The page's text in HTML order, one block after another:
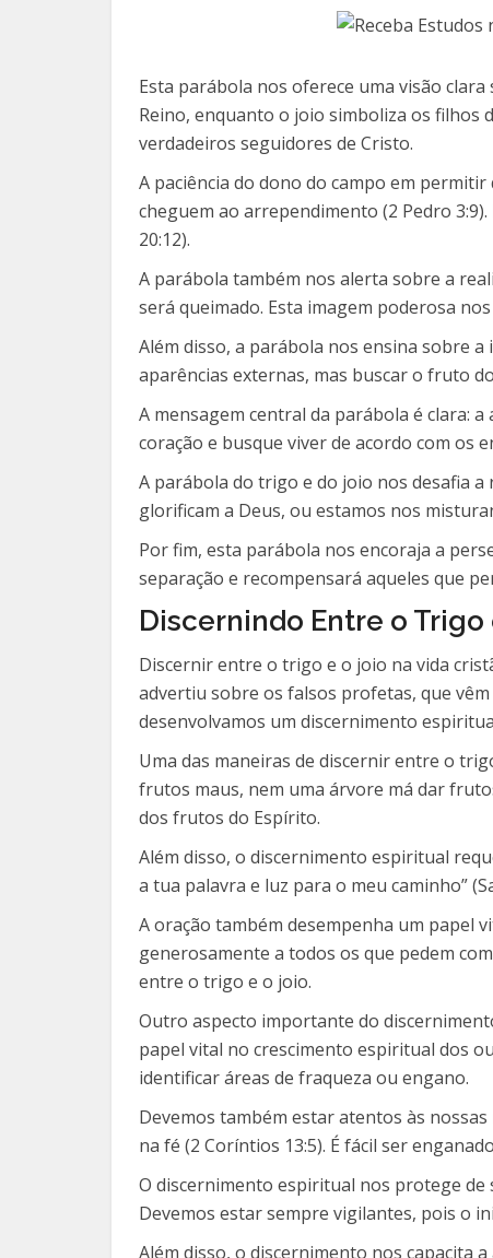
Esta parábola nos oferece uma visão
Reino, enquanto o joio simboliza os filhos
verdadeiros seguidores de Cristo.
A paciência do dono do campo em
cheguem ao arrependimento (2 Pedro
20:12).
A parábola também nos alerta sobre a
será queimado. Esta imagem poderosa
Além disso, a parábola nos ensina sobre
aparências externas, mas buscar o fruto
A mensagem central da parábola é clara:
coração e busque viver de acordo com os
A parábola do trigo e do joio nos desafia
glorificam a Deus, ou estamos nos
Por fim, esta parábola nos encoraja a
separação e recompensará aqueles que
Discernindo Entre o Trigo
Discernir entre o trigo e o joio na vida
advertiu sobre os falsos profetas, que
desenvolvamos um discernimento
Uma das maneiras de discernir entre o
frutos maus, nem uma árvore má dar
dos frutos do Espírito.
Além disso, o discernimento espiritual
a tua palavra e luz para o meu caminho”
A oração também desempenha um papel
generosamente a todos os que pedem
entre o trigo e o joio.
Outro aspecto importante do
papel vital no crescimento espiritual dos
identificar áreas de fraqueza ou engano.
Devemos também estar atentos às
na fé (2 Coríntios 13:5). É fácil ser
O discernimento espiritual nos protege de
Devemos estar sempre vigilantes, pois o
Além disso, o discernimento nos capacita